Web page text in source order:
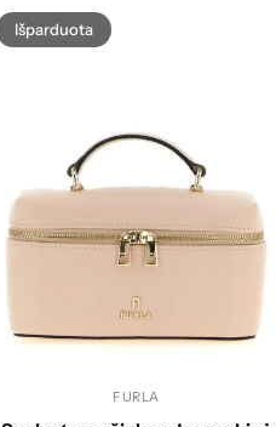
Išparduota
FURLA